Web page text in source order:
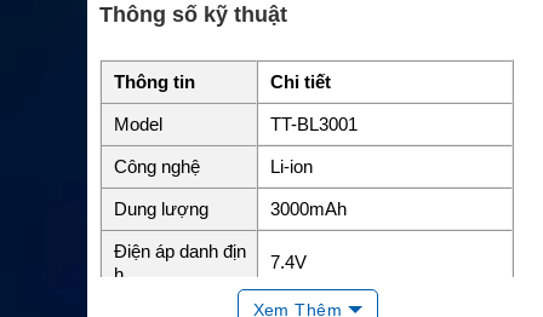
Thông số kỹ thuật
Thông tin Chi tiết
Model TT-BL3001
Công nghệ Li-ion
Dung lượng 3000mAh
Điện áp danh địn
h
7.4V
Xem Thêm